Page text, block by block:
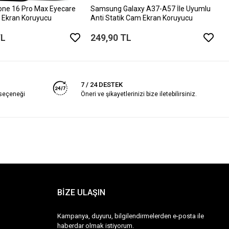
16 Pro Max Eyecare
Ekran Koruyucu
Samsung Galaxy A37-A57 İle Uyumlu
Anti Statik Cam Ekran Koruyucu
249,90 TL
7 / 24 DESTEK
Öneri ve şikayetlerinizi bize iletebilirsiniz.
BİZE ULAŞIN
Kampanya, duyuru, bilgilendirmelerden e-posta ile
haberdar olmak istiyorum.